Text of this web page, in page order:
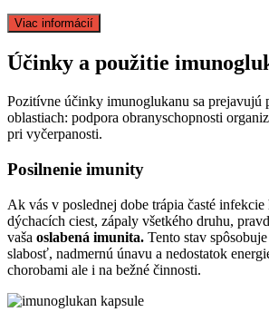
Viac informácií
Účinky a použitie
Pozitívne účinky imunoglukanu sa prejavujú
oblastiach: podpora obranyschopnosti
pri vyčerpanosti.
Posilnenie imunity
Ak vás v poslednej dobe trápia časté
dýchacích ciest, zápaly všetkého druhu,
vaša oslabená imunita. Tento stav
slabosť, nadmernú únavu a nedostatok
chorobami ale i na bežné činnosti.